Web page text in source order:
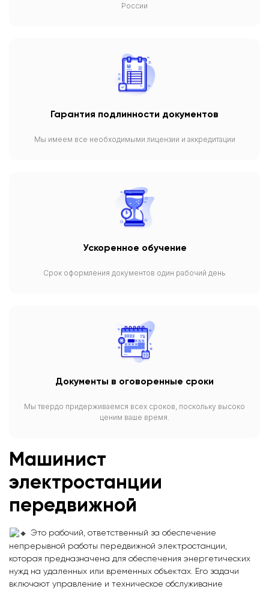
России
Гарантия подлинности документов
Мы имеем все необходимыми лицензии и аккредитации
Ускоренное обучение
Срок оформления документов один рабочий день
Документы в оговоренные сроки
Мы твердо придерживаемся всех сроков, поскольку высоко
ценим ваше время.
Машинист
электростанции
передвижной
Это рабочий, ответственный за обеспечение
непрерывной работы передвижной электростанции,
которая предназначена для обеспечения энергетических
нужд на удаленных или временных объектах. Его задачи
включают управление и техническое обслуживание